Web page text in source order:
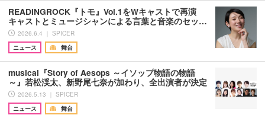
READINGROCK『トモ』Vol.1をWキャストで再演
キャストとミュージシャンによる言葉と音楽のセッ…
2026.6.4 ｜ SPICER
ニュース
舞台
musical『Story of Aesops ～イソップ物語の物語
～』若松渓太、新野尾七奈が加わり、全出演者が決定
2026.5.13 ｜ SPICER
ニュース
舞台